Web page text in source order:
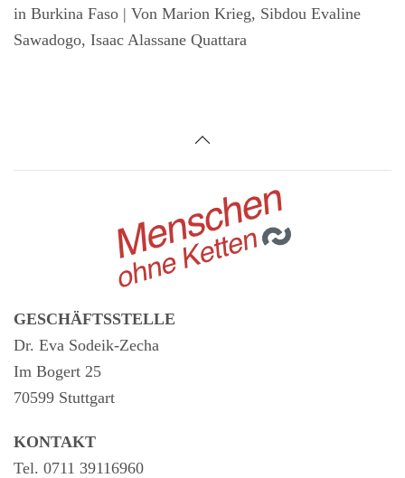
in Burkina Faso | Von Marion Krieg, Sibdou Evaline
Sawadogo, Isaac Alassane Quattara
GESCHÄFTSSTELLE
Dr. Eva Sodeik-Zecha
Im Bogert 25
70599 Stuttgart
KONTAKT
Tel. 0711 39116960